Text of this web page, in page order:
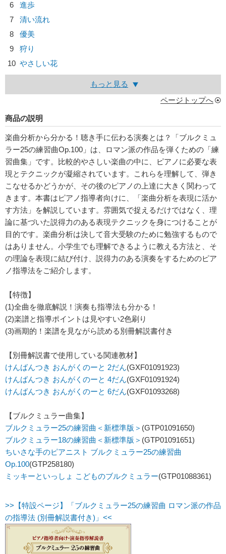
6
進歩
7
清い流れ
8
優美
9
狩り
10 やさしい花
もっと見る
ページトップへ
商品の説明
楽曲分析から分かる！聴き手に伝わる演奏とは？「ブルクミュ
ラー25の練習曲Op.100」は、ロマン派の作品を弾くための「練
習曲集」です。比較的やさしい楽曲の中に、ピアノに必要な表
現とテクニックが凝縮されています。これらを理解して、弾き
こなせるかどうかが、その後のピアノの上達に大きく関わって
きます。本書はピアノ指導者向けに、「楽曲分析を表現に活か
す方法」を解説しています。雰囲気で捉えるだけではなく、理
論に基づいた説得力のある表現テクニックを身につけることが
目的です。楽曲分析は決して音大受験のために勉強するもので
はありません。小学生でも理解できるように教える方法と、そ
の理論を表現に結び付け、説得力のある演奏をするためのピア
ノ指導法をご紹介します。
【特徴】
(1)全曲を徹底解説！演奏も指導法も分かる！
(2)楽譜と指導ポイントは見やすい2色刷り
(3)画期的！楽譜を見ながら読める別冊解説書付き
【別冊解説書で使用している関連教材】
けんばんつき おんがくのーと 2だん(GXF01091923)
けんばんつき おんがくのーと 4だん(GXF01091924)
けんばんつき おんがくのーと 6だん(GXF01093268)
【ブルクミュラー曲集】
ブルクミュラー25の練習曲＜新標準版＞ (GTP01091650)
ブルクミュラー18の練習曲＜新標準版＞ (GTP01091651)
ちいさな手のピアニスト ブルクミュラー25の練習曲
Op.100(GTP258180)
ミッキーといっしょ こどものブルクミュラー(GTP01088361)
>>【特設ページ】「ブルクミュラー25の練習曲 ロマン派の作品
の指導法 (別冊解説書付き)」<<